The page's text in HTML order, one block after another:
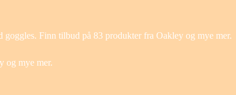
Finn tilbud på 83 produkter fra Oakley og mye mer.
og mye mer.